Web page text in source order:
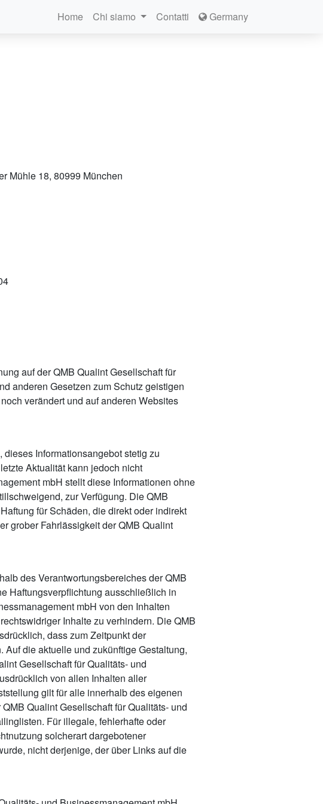
Home Chi siamo Contatti Germany
Mühle 18, 80999 München
auf der QMB Qualint Gesellschaft für
anderen Gesetzen zum Schutz geistigen
verändert und auf anderen Websites
Informationsangebot stetig zu
Aktualität kann jedoch nicht
mbH stellt diese Informationen ohne
zur Verfügung. Die QMB
für Schäden, die direkt oder indirekt
grober Fahrlässigkeit der QMB Qualint
des Verantwortungsbereiches der QMB
Haftungsverpflichtung ausschließlich in
mbH von den Inhalten
Inhalte zu verhindern. Die QMB
dass zum Zeitpunkt der
die aktuelle und zukünftige Gestaltung,
Gesellschaft für Qualitäts- und
von allen Inhalten aller
gilt für alle innerhalb des eigenen
Qualint Gesellschaft für Qualitäts- und
Für illegale, fehlerhafte oder
solcherart dargebotener
nicht derjenige, der über Links auf die